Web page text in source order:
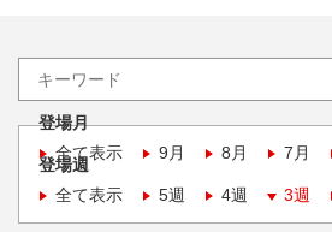
登場月
全て表示
9月 8月 7月
登場週
全て表示
5週 4週 3週